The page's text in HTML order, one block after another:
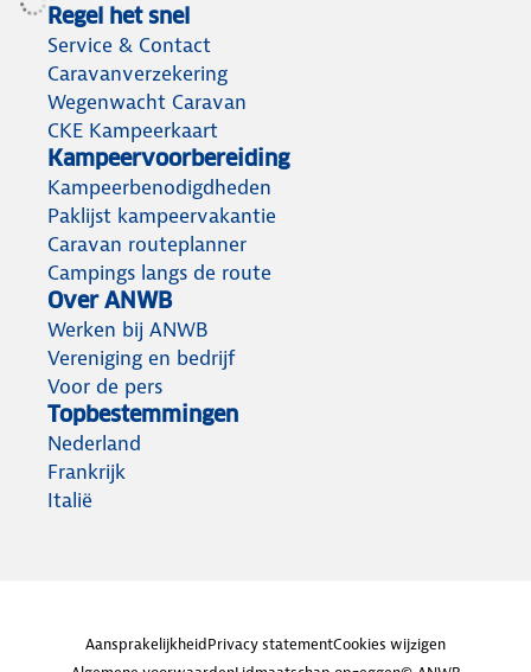
Regel het snel
Service & Contact
Caravanverzekering
Wegenwacht Caravan
CKE Kampeerkaart
Kampeervoorbereiding
Kampeerbenodigdheden
Paklijst kampeervakantie
Caravan routeplanner
Campings langs de route
Over ANWB
Werken bij ANWB
Vereniging en bedrijf
Voor de pers
Topbestemmingen
Nederland
Frankrijk
Italië
AansprakelijkheidPrivacy statementCookies wijzigen